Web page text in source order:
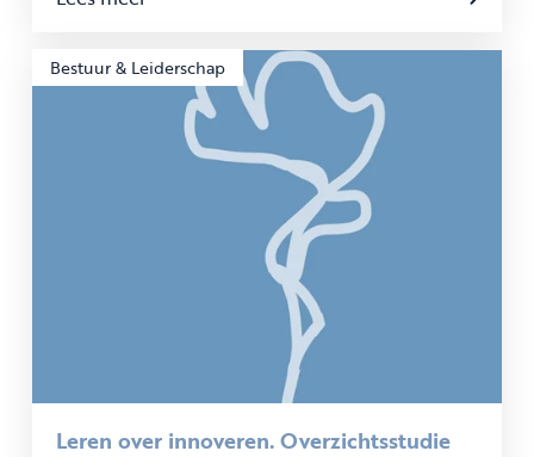
Bestuur & Leiderschap
Leren over innoveren. Overzichtsstudie